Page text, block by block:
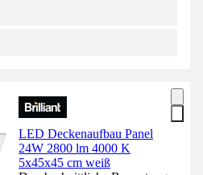
LED Deckenaufbau Panel
24W 2800 lm 4000 K
5x45x45 cm weiß